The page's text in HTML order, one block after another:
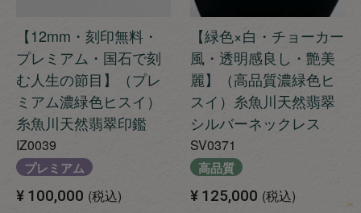
【12mm・刻印無料・
プレミアム・国石で刻
む人生の節目】（プレ
ミアム濃緑色ヒスイ）
糸魚川天然翡翠印鑑
IZ0039
プレミアム
¥ 100,000 税込
【緑色×白・チョーカー
風・透明感良し・艶美
麗】（高品質濃緑色ヒ
スイ）糸魚川天然翡翠
シルバーネックレス
SV0371
高品質
¥ 125,000 税込